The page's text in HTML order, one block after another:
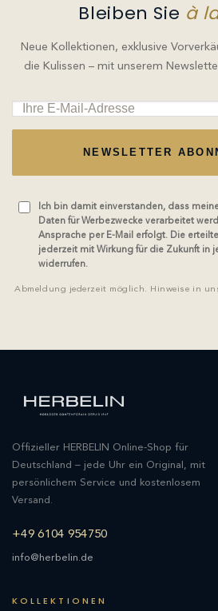
Bleiben Sie à
Neue Kollektionen, exklusive
die Kulissen – mit unserem
NEWSLETTER
Ich bin damit einverstanden, dass
Daten für Werbezwecke verarbeitet
Ansprache per E-Mail erfolgt. Die
jederzeit mit Wirkung für die Zukunft in
widerrufen.
Abmeldung jederzeit möglich. Hinweise in
Offizieller HERBELIN Online-Shop für
Deutschland – jede Uhr ein Original, mit
persönlichem Service und kostenlosem
Versand.
+49 6104 954750
info@herbelin.de
KOLLEKTIONEN